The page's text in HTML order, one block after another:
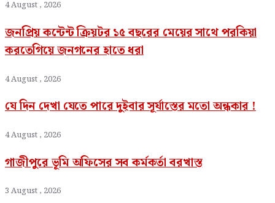
4 August , 2026
জনপ্রিয় কন্টেন্ট ক্রিয়টর ১৫ বছরের মেয়ের সাথে পরকিয়া
করতেগিয়ে জনগনের হাতে ধরা
4 August , 2026
যে দিন দেখা যেতে পারে দুইবার সূর্যাস্তের মতো অন্ধকার !
4 August , 2026
গাজীপুরে ভূমি অফিসের সব কর্মকর্তা বরখাস্ত
3 August , 2026